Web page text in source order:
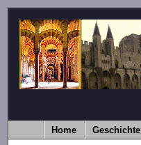
Home Geschichte